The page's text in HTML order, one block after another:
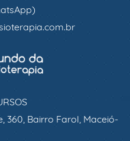
360, Bairro Farol, Maceió-